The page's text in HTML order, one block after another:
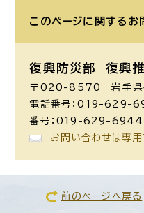
このページに関する お
復興防災部 復興
〒020-8570 岩手県
電話番号：019-629-
番号：019-629-6944
お問い合わせは専用
前のページへ戻る